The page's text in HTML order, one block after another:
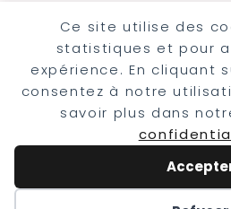
Ce site utilise des
statistiques et pour
expérience. En cliquant
consentez à notre
savoir plus dans